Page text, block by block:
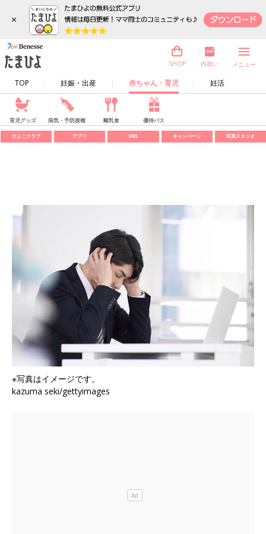
×
TOP 妊娠・出産 赤ちゃん・育児 妊活
SHOP 内祝い メニュー
育児グッズ 病気・予防接種 離乳食 優待パス
ひよこクラブ アプリ SNS キャンペーン 写真スタジオ
※写真はイメージです。
kazuma seki/gettyimages